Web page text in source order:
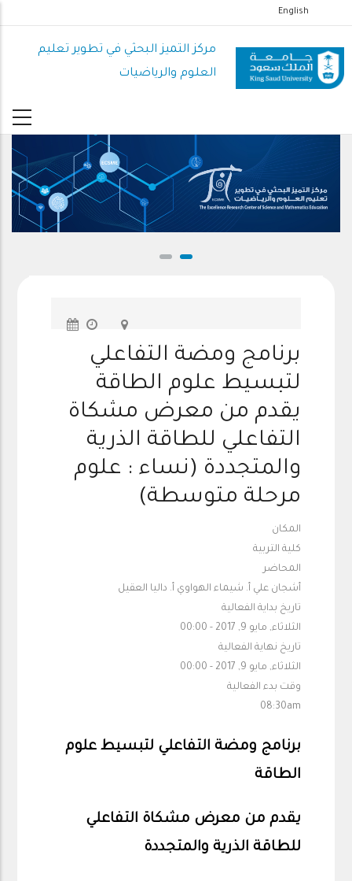
إلى
المحتوى
الرئيسي
English
مركز التميز البحثي في تطوير تعليم
العلوم والرياضيات
برنامج ومضة التفاعلي
لتبسيط علوم الطاقة
يقدم من معرض مشكاة
التفاعلي للطاقة الذرية
والمتجددة (نساء : علوم
مرحلة متوسطة)
المكان
كلية التربية
المحاضر
أشجان علي أ. شيماء الهواوي أ. داليا العقيل
تاريخ بداية الفعالية
الثلاثاء, مايو 9, 2017 - 00:00
تاريخ نهاية الفعالية
الثلاثاء, مايو 9, 2017 - 00:00
وقت بدء الفعالية
08:30am
برنامج ومضة التفاعلي لتبسيط علوم
الطاقة
يقدم من معرض مشكاة التفاعلي
للطاقة الذرية والمتجددة